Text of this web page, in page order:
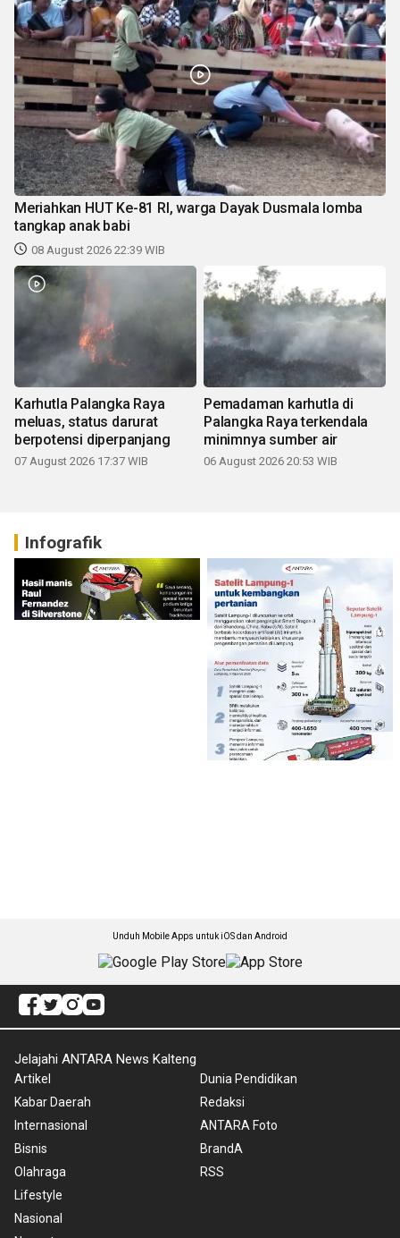
Meriahkan HUT Ke-81 RI, warga Dayak Dusmala lomba
tangkap anak babi
08 August 2026 22:39 WIB
Karhutla Palangka Raya
meluas, status darurat
berpotensi diperpanjang
07 August 2026 17:37 WIB
Pemadaman karhutla di
Palangka Raya terkendala
minimnya sumber air
06 August 2026 20:53 WIB
Infografik
Unduh Mobile Apps untuk iOS dan Android
Jelajahi ANTARA News Kalteng
Artikel
Kabar Daerah
Internasional
Bisnis
Olahraga
Lifestyle
Nasional
Dunia Pendidikan
Redaksi
ANTARA Foto
BrandA
RSS